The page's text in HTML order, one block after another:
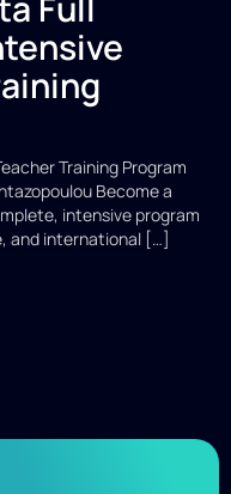
Training Program
Become a
intensive program
and international […]